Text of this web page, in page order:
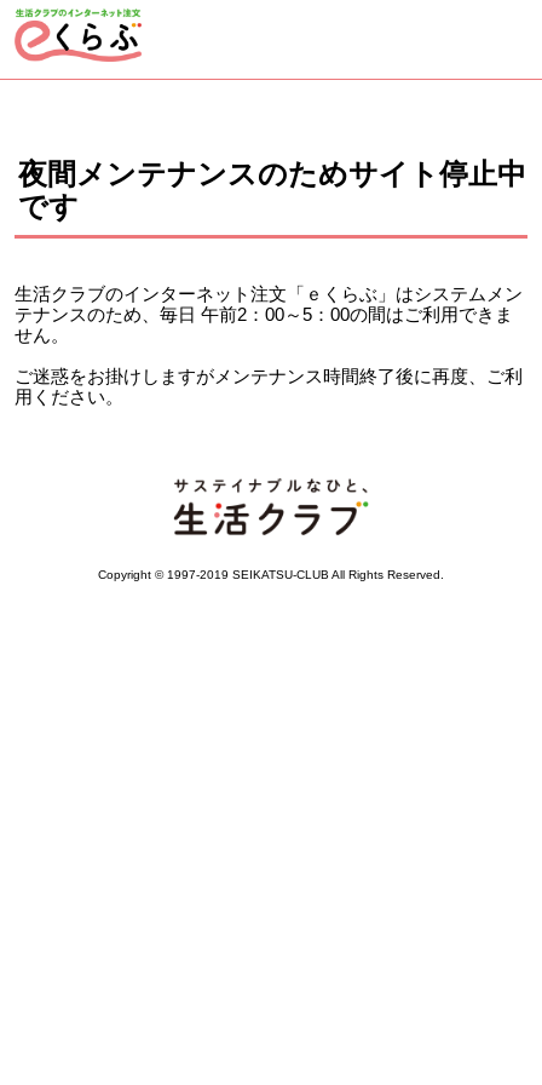
ページの先頭です。
夜間メンテナンスのためサイト停止中
です
生活クラブのインターネット注文「ｅくらぶ」はシステムメン
テナンスのため、毎日 午前2：00～5：00の間はご利用できま
せん。
ご迷惑をお掛けしますがメンテナンス時間終了後に再度、ご利
用ください。
Copyright © 1997-2019 SEIKATSU-CLUB All Rights Reserved.